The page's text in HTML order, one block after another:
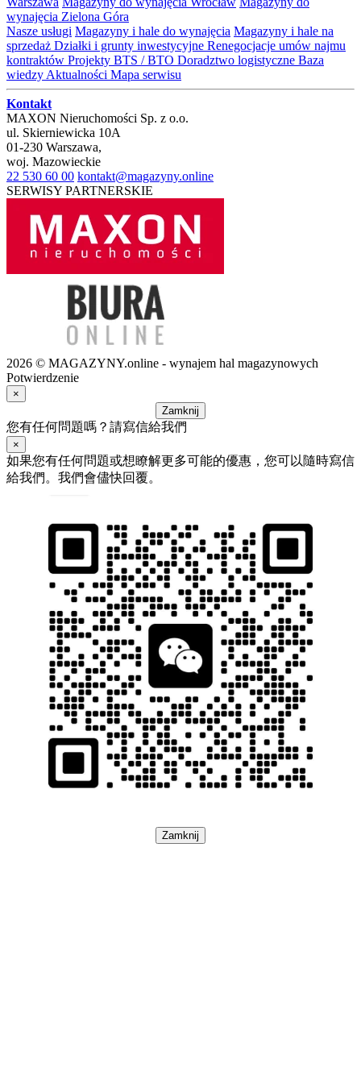
wynajęcia Zielona Góra
Nasze usługi Magazyny i hale do wynajęcia Magazyny i hale na
sprzedaż Działki i grunty inwestycyjne Renegocjacje umów najmu
kontraktów Projekty BTS / BTO Doradztwo logistyczne Baza
wiedzy Aktualności Mapa serwisu
Kontakt
MAXON Nieruchomości Sp. z o.o.
ul. Skierniewicka 10A
01-230 Warszawa,
woj. Mazowieckie
22 530 60 00 kontakt@magazyny.online
SERWISY PARTNERSKIE
2026 © MAGAZYNY.online - wynajem hal magazynowych
Potwierdzenie
×
Zamknij
您有任何問題嗎？請寫信給我們
×
如果您有任何問題或想瞭解更多可能的優惠，您可以隨時寫信
給我們。我們會儘快回覆。
Zamknij